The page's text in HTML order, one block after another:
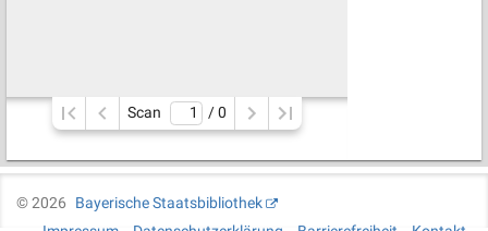
Scan / 0
©2026
Bayerische Staatsbibliothek